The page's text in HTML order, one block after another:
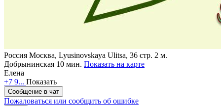
Россия Москва, Lyusinovskaya Ulitsa, 36 стр. 2 м.
Добрынинская 10 мин. Показать на карте
Елена
+7 9... Показать
Сообщение в чат
Пожаловаться или сообщить об ошибке